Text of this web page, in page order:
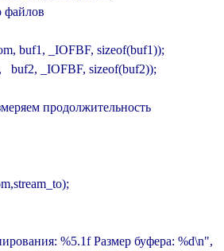
файлов
buf1, _IOFBF, sizeof(buf1));
buf2, _IOFBF, sizeof(buf2));
продолжительность
%5.1f Размер буфера: %d\n",